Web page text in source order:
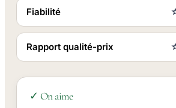
Fiabilité
Rapport qualité-prix
✓ On aime